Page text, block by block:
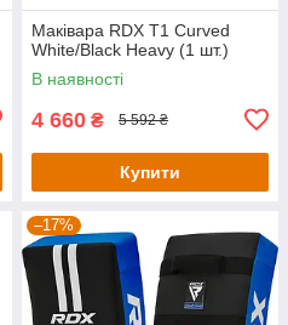
Маківара RDX T1 Curved
White/Black Heavy (1 шт.)
В наявності
4 660 ₴ 5 592 ₴
Купити
–17%